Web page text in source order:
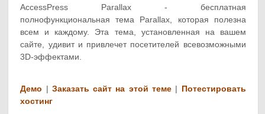
AccessPress Parallax - бесплатная
полнофункциональная тема Parallax, которая полезна
всем и каждому. Эта тема, установленная на вашем
сайте, удивит и привлечет посетителей всевозможными
3D-эффектами.
Демо | Заказать сайт на этой теме | Потестировать
хостинг